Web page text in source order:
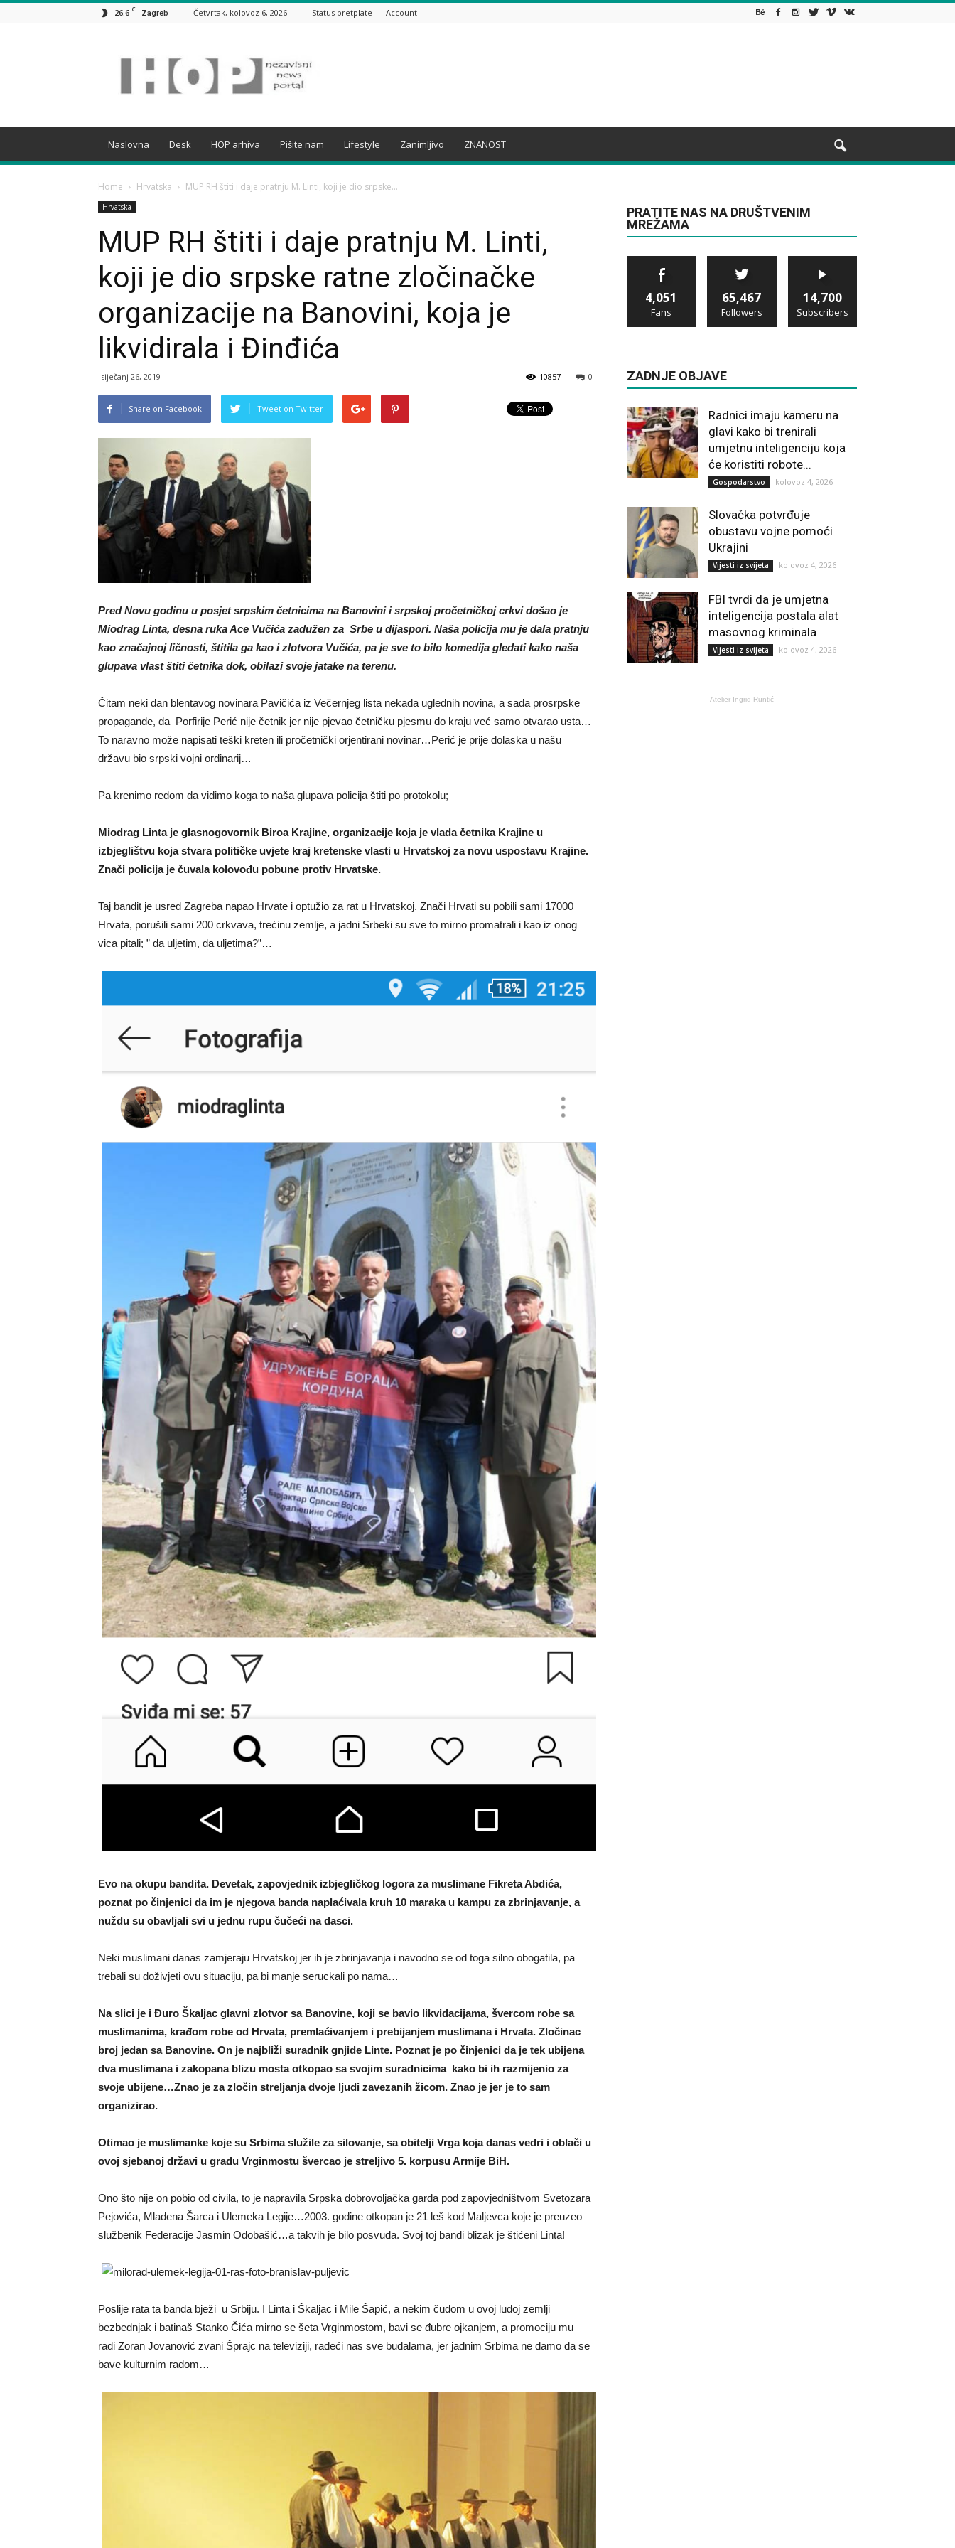
26.6 C Zagreb Četvrtak, kolovoz 6, 2026 Status pretplate Account
Naslovna Desk HOP arhiva Pišite nam Lifestyle Zanimljivo ZNANOST
Home Hrvatska MUP RH štiti i daje pratnju M. Linti, koji je dio srpske...
Hrvatska
MUP RH štiti i daje pratnju M. Linti,
koji je dio srpske ratne zločinačke
organizacije na Banovini, koja je
likvidirala i Đinđića
siječanj 26, 2019 0
10857
Share on Facebook Tweet on Twitter
Pred Novu godinu u posjet srpskim četnicima na Banovini i srpskoj pročetničkoj crkvi došao je
Miodrag Linta, desna ruka Ace Vučića zadužen za Srbe u dijaspori. Naša policija mu je dala pratnju
kao značajnoj ličnosti, štitila ga kao i zlotvora Vučića, pa je sve to bilo komedija gledati kako naša
glupava vlast štiti četnika dok, obilazi svoje jatake na terenu.
Čitam neki dan blentavog novinara Pavičića iz Večernjeg lista nekada uglednih novina, a sada prosrpske
propagande, da Porfirije Perić nije četnik jer nije pjevao četničku pjesmu do kraju već samo otvarao usta…
To naravno može napisati teški kreten ili pročetnički orjentirani novinar…Perić je prije dolaska u našu
državu bio srpski vojni ordinarij…
Pa krenimo redom da vidimo koga to naša glupava policija štiti po protokolu;
Miodrag Linta je glasnogovornik Biroa Krajine, organizacije koja je vlada četnika Krajine u
izbjeglištvu koja stvara političke uvjete kraj kretenske vlasti u Hrvatskoj za novu uspostavu Krajine.
Znači policija je čuvala kolovođu pobune protiv Hrvatske.
Taj bandit je usred Zagreba napao Hrvate i optužio za rat u Hrvatskoj. Znači Hrvati su pobili sami 17000
Hrvata, porušili sami 200 crkvava, trećinu zemlje, a jadni Srbeki su sve to mirno promatrali i kao iz onog
vica pitali; ” da uljetim, da uljetima?”…
Evo na okupu bandita. Devetak, zapovjednik izbjegličkog logora za muslimane Fikreta Abdića,
poznat po činjenici da im je njegova banda naplaćivala kruh 10 maraka u kampu za zbrinjavanje, a
nuždu su obavljali svi u jednu rupu čučeći na dasci.
Neki muslimani danas zamjeraju Hrvatskoj jer ih je zbrinjavanja i navodno se od toga silno obogatila, pa
trebali su doživjeti ovu situaciju, pa bi manje seruckali po nama…
Na slici je i Đuro Škaljac glavni zlotvor sa Banovine, koji se bavio likvidacijama, švercom robe sa
muslimanima, krađom robe od Hrvata, premlaćivanjem i prebijanjem muslimana i Hrvata. Zločinac
broj jedan sa Banovine. On je najbliži suradnik gnjide Linte. Poznat je po činjenici da je tek ubijena
dva muslimana i zakopana blizu mosta otkopao sa svojim suradnicima kako bi ih razmijenio za
svoje ubijene…Znao je za zločin streljanja dvoje ljudi zavezanih žicom. Znao je jer je to sam
organizirao.
Otimao je muslimanke koje su Srbima služile za silovanje, sa obitelji Vrga koja danas vedri i oblači u
ovoj sjebanoj državi u gradu Vrginmostu švercao je streljivo 5. korpusu Armije BiH.
Ono što nije on pobio od civila, to je napravila Srpska dobrovoljačka garda pod zapovjedništvom Svetozara
Pejovića, Mladena Šarca i Ulemeka Legije…2003. godine otkopan je 21 leš kod Maljevca koje je preuzeo
službenik Federacije Jasmin Odobašić…a takvih je bilo posvuda. Svoj toj bandi blizak je štićeni Linta!
Poslije rata ta banda bježi u Srbiju. I Linta i Škaljac i Mile Šapić, a nekim čudom u ovoj ludoj zemlji
bezbednjak i batinaš Stanko Čića mirno se šeta Vrginmostom, bavi se đubre ojkanjem, a promociju mu
radi Zoran Jovanović zvani Šprajc na televiziji, radeći nas sve budalama, jer jadnim Srbima ne damo da se
bave kulturnim radom…
PRATITE NAS NA DRUŠTVENIM
MREŽAMA
4,051
Fans
65,467
Followers
14,700
Subscribers
ZADNJE OBJAVE
Radnici imaju kameru na
glavi kako bi trenirali
umjetnu inteligenciju koja
će koristiti robote...
Gospodarstvo kolovoz 4, 2026
Slovačka potvrđuje
obustavu vojne pomoći
Ukrajini
Vijesti iz svijeta kolovoz 4, 2026
FBI tvrdi da je umjetna
inteligencija postala alat
masovnog kriminala
Vijesti iz svijeta kolovoz 4, 2026
Atelier Ingrid Runtić